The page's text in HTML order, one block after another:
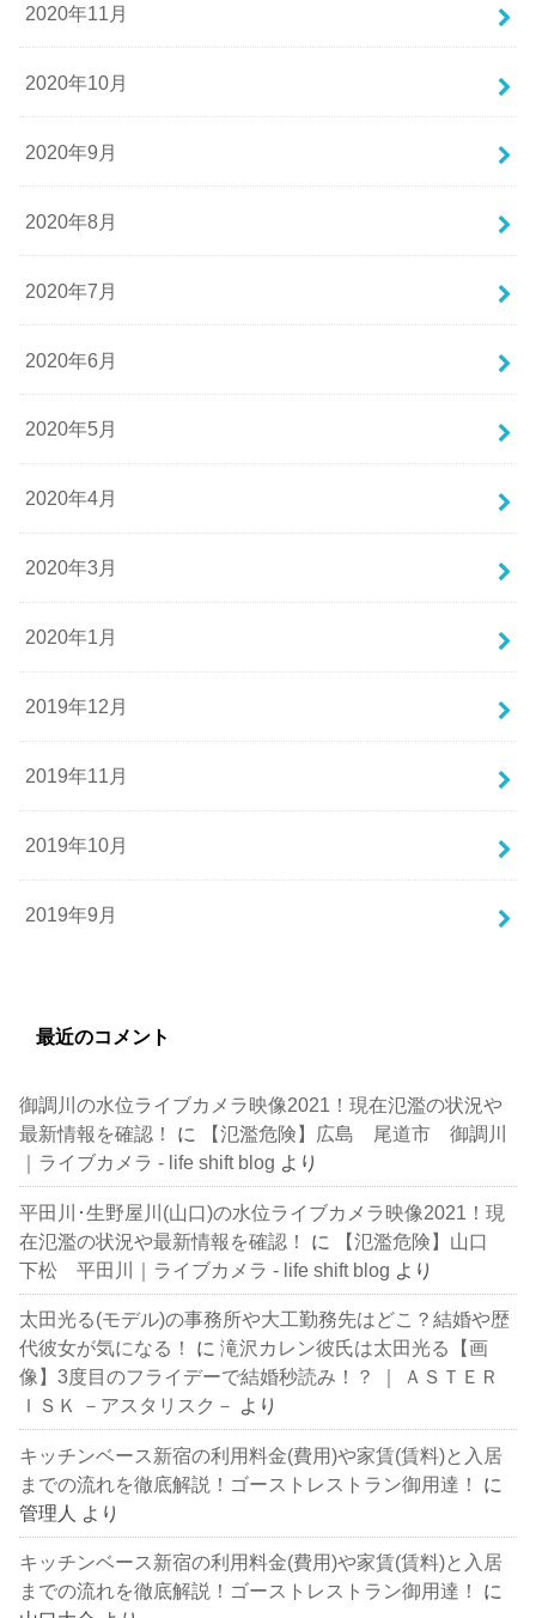
2020年11月
2020年10月
2020年9月
2020年8月
2020年7月
2020年6月
2020年5月
2020年4月
2020年3月
2020年1月
2019年12月
2019年11月
2019年10月
2019年9月
最近のコメント
御調川の水位ライブカメラ映像2021！現在氾濫の状況や
最新情報を確認！
に
【氾濫危険】広島 尾道市 御調川
｜ライブカメラ - life shift blog より
平田川･生野屋川(山口)の水位ライブカメラ映像2021！現
在氾濫の状況や最新情報を確認！
に
【氾濫危険】山口
下松 平田川｜ライブカメラ - life shift blog より
太田光る(モデル)の事務所や大工勤務先はどこ？結婚や歴
代彼女が気になる！
に滝沢カレン彼氏は太田光る【画
像】3度目のフライデーで結婚秒読み！？ ｜ ＡＳＴＥＲ
ＩＳＫ －アスタリスク－ より
キッチンベース新宿の利用料金(費用)や家賃(賃料)と入居
までの流れを徹底解説！ゴーストレストラン御用達！
に
管理人 より
キッチンベース新宿の利用料金(費用)や家賃(賃料)と入居
までの流れを徹底解説！ゴーストレストラン御用達！
に